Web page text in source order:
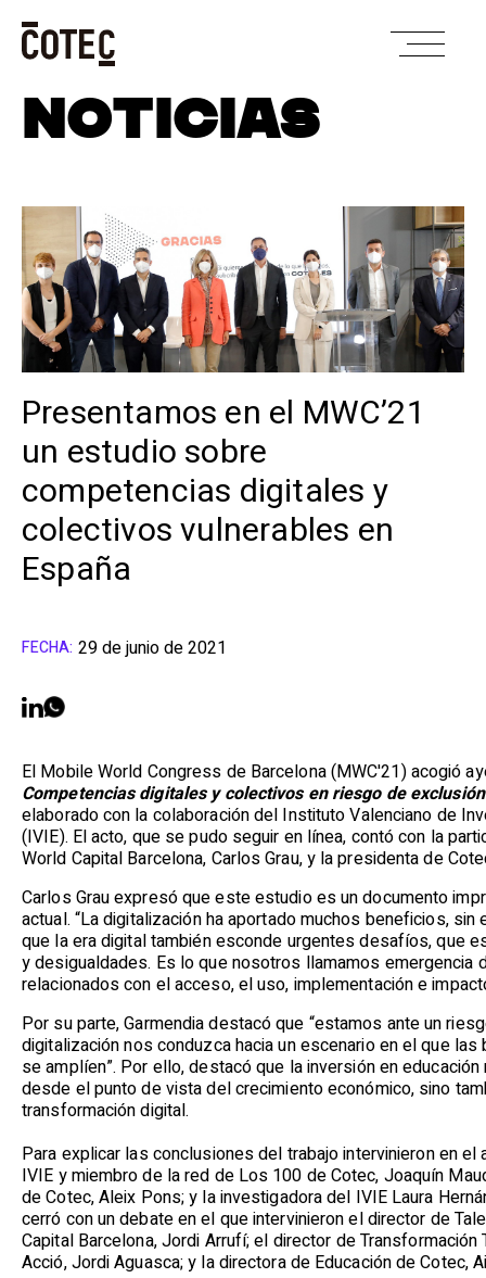
Skip
contentNOTICIAS
Presentamos en el MWC’21
un estudio sobre
competencias digitales y
colectivos vulnerables en
España
FECHA: 29 de junio de 2021
El Mobile World Congress de Barcelona (MWC'21) acogió
Competencias digitales y colectivos en riesgo de
elaborado con la colaboración del Instituto Valenciano de
(IVIE). El acto, que se pudo seguir en línea, contó con la
World Capital Barcelona, Carlos Grau, y la presidenta de
Carlos Grau expresó que este estudio es un documento
actual. “La digitalización ha aportado muchos beneficios,
que la era digital también esconde urgentes desafíos, que
y desigualdades. Es lo que nosotros llamamos emergencia
relacionados con el acceso, el uso, implementación e
Por su parte, Garmendia destacó que “estamos ante un
digitalización nos conduzca hacia un escenario en el que
se amplíen”. Por ello, destacó que la inversión en
desde el punto de vista del crecimiento económico, sino
transformación digital.
Para explicar las conclusiones del trabajo intervinieron en
IVIE y miembro de la red de Los 100 de Cotec, Joaquín
de Cotec, Aleix Pons; y la investigadora del IVIE Laura
cerró con un debate en el que intervinieron el director de
Capital Barcelona, Jordi Arrufí; el director de
Acció, Jordi Aguasca; y la directora de Educación de Cotec,